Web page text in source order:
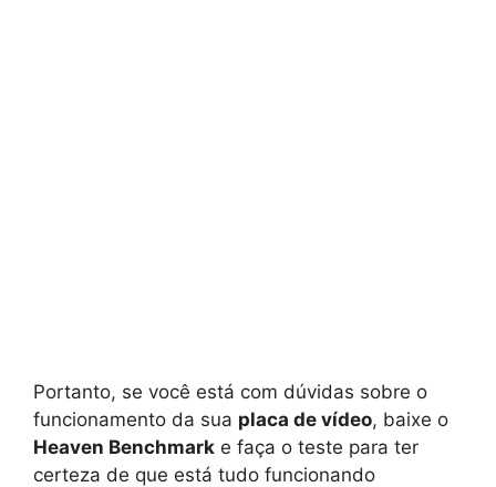
Portanto, se você está com dúvidas sobre o
funcionamento da sua placa de vídeo, baixe o
Heaven Benchmark e faça o teste para ter
certeza de que está tudo funcionando